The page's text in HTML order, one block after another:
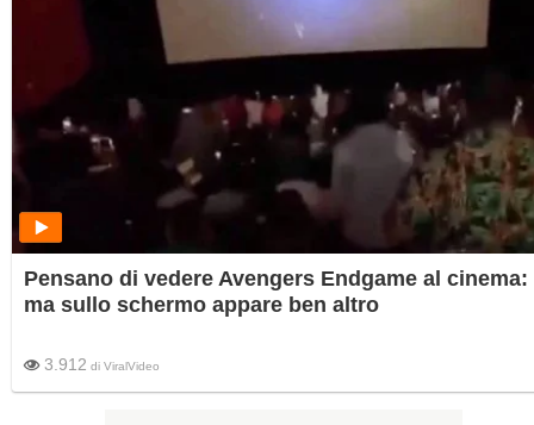
Pensano di vedere Avengers Endgame al cinema:
ma sullo schermo appare ben altro
3.912 di ViralVideo